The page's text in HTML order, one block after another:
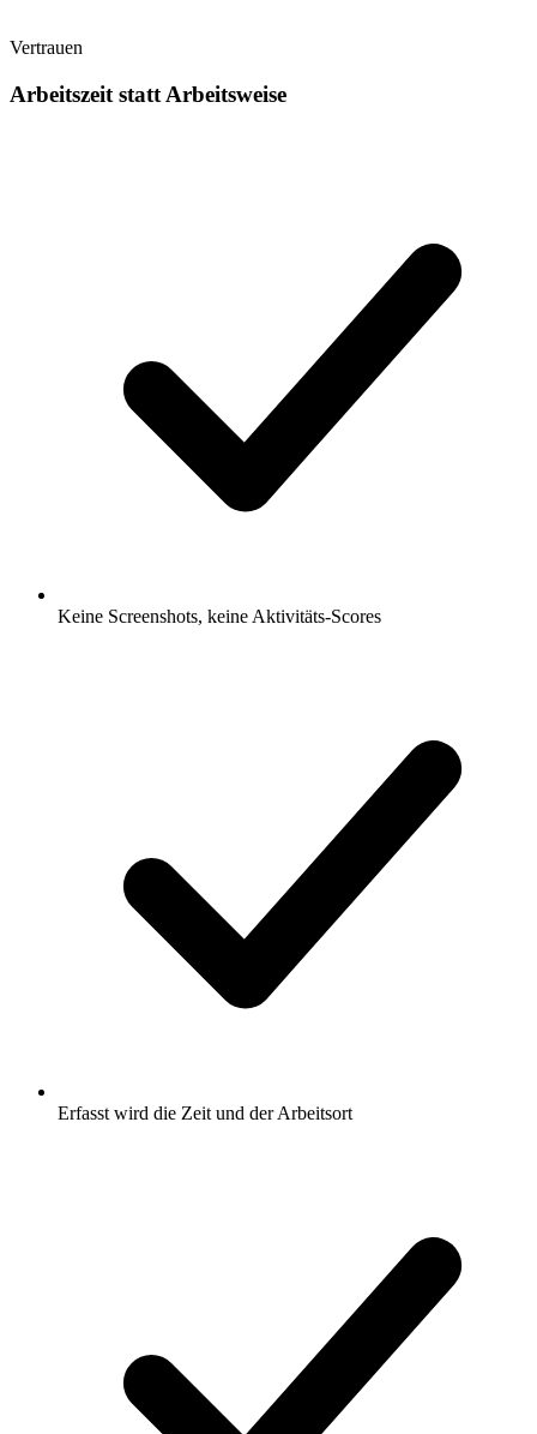
Vertrauen
Arbeitszeit statt Arbeitsweise
Keine Screenshots, keine Aktivitäts-Scores
Erfasst wird die Zeit und der Arbeitsort